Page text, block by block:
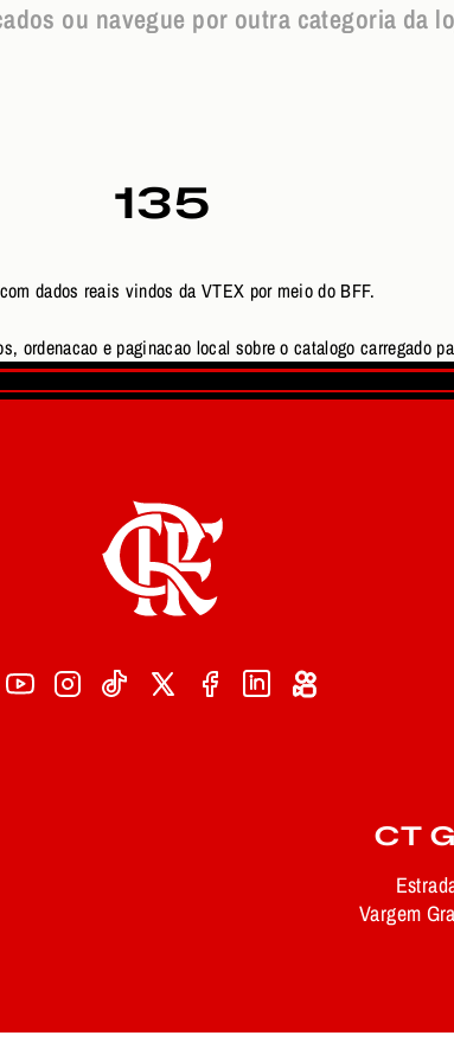
ou navegue por outra categoria da
135
dados reais vindos da VTEX por meio do BFF.
e paginacao local sobre o catalogo carregado
CT
Vargem